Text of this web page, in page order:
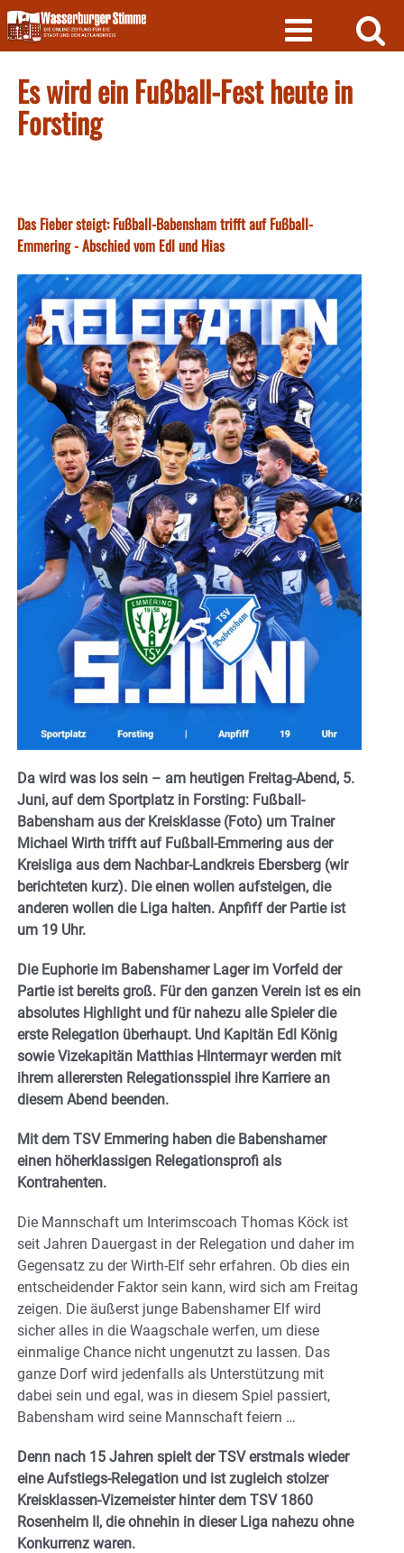
Skip
to
content
Es wird ein Fußball-Fest heute in
Forsting
Das Fieber steigt: Fußball-Babensham trifft auf Fußball-
Emmering - Abschied vom Edl und Hias
Da wird was los sein – am heutigen Freitag-Abend, 5.
Juni, auf dem Sportplatz in Forsting: Fußball-
Babensham aus der Kreisklasse (Foto) um Trainer
Michael Wirth trifft auf Fußball-Emmering aus der
Kreisliga aus dem Nachbar-Landkreis Ebersberg (wir
berichteten kurz). Die einen wollen aufsteigen, die
anderen wollen die Liga halten. Anpfiff der Partie ist
um 19 Uhr.
Die Euphorie im Babenshamer Lager im Vorfeld der
Partie ist bereits groß. Für den ganzen Verein ist es ein
absolutes Highlight und für nahezu alle Spieler die
erste Relegation überhaupt. Und Kapitän Edl König
sowie Vizekapitän Matthias HIntermayr werden mit
ihrem allerersten Relegationsspiel ihre Karriere an
diesem Abend beenden.
Mit dem TSV Emmering haben die Babenshamer
einen höherklassigen Relegationsprofi als
Kontrahenten.
Die Mannschaft um Interimscoach Thomas Köck ist
seit Jahren Dauergast in der Relegation und daher im
Gegensatz zu der Wirth-Elf sehr erfahren. Ob dies ein
entscheidender Faktor sein kann, wird sich am Freitag
zeigen. Die äußerst junge Babenshamer Elf wird
sicher alles in die Waagschale werfen, um diese
einmalige Chance nicht ungenutzt zu lassen. Das
ganze Dorf wird jedenfalls als Unterstützung mit
dabei sein und egal, was in diesem Spiel passiert,
Babensham wird seine Mannschaft feiern …
Denn nach 15 Jahren spielt der TSV erstmals wieder
eine Aufstiegs-Relegation und ist zugleich stolzer
Kreisklassen-Vizemeister hinter dem TSV 1860
Rosenheim II, die ohnehin in dieser Liga nahezu ohne
Konkurrenz waren.